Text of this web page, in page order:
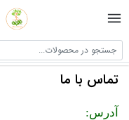
جستجو در محصولات...
تماس با ما
آدرس: